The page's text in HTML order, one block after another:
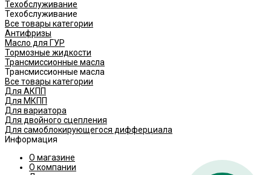
Техобслуживание
Техобслуживание
Все товары категории
Антифризы
Масло для ГУР
Тормозные жидкости
Трансмиссионные масла
Трансмиссионные масла
Все товары категории
Для АКПП
Для МКПП
Для вариатора
Для двойного сцепления
Для самоблокирующегося дифферциала
Информация
О магазине
О компании